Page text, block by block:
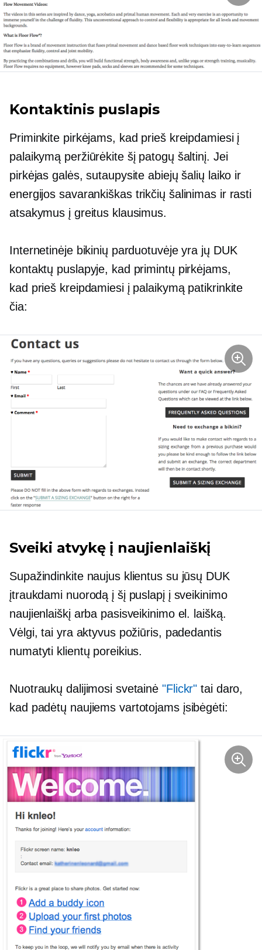
Kontaktinis puslapis
Priminkite pirkėjams, kad prieš kreipdamiesi į
palaikymą peržiūrėkite šį patogų šaltinį. Jei
pirkėjas galės, sutaupysite abiejų šalių laiko ir
energijossavarankiškas trikčių šalinimasir rasti
atsakymus į greitus klausimus.
Internetinėje bikinių parduotuvėje yra jų DUK
kontaktų puslapyje, kad primintų pirkėjams,
kad prieš kreipdamiesi į palaikymą patikrinkite
čia:
Sveiki atvykę į naujienlaiškį
Supažindinkite naujus klientus su jūsų DUK
įtraukdami nuorodą į šį puslapį į sveikinimo
naujienlaiškį arba pasisveikinimo el. laišką.
Vėlgi, tai yra aktyvus požiūris, padedantis
numatyti klientų poreikius.
Nuotraukų dalijimosi svetainė "Flickr" tai daro,
kad padėtų naujiems vartotojams įsibėgėti: